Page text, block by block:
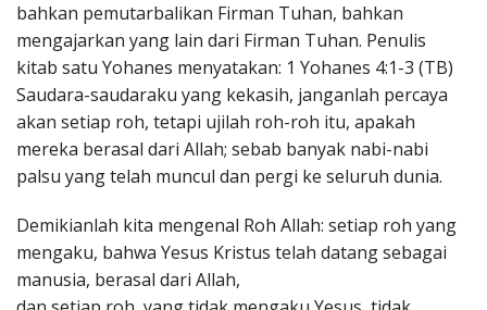
bahkan pemutarbalikan Firman Tuhan, bahkan
mengajarkan yang lain dari Firman Tuhan. Penulis
kitab satu Yohanes menyatakan: 1 Yohanes 4:1-3 (TB)
Saudara-saudaraku yang kekasih, janganlah percaya
akan setiap roh, tetapi ujilah roh-roh itu, apakah
mereka berasal dari Allah; sebab banyak nabi-nabi
palsu yang telah muncul dan pergi ke seluruh dunia.
Demikianlah kita mengenal Roh Allah: setiap roh yang
mengaku, bahwa Yesus Kristus telah datang sebagai
manusia, berasal dari Allah,